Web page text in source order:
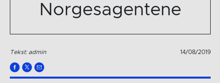
Norgesagentene
Tekst: admin 14/08/2019